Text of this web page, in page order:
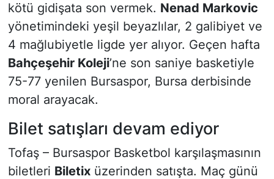
kötü gidişata son vermek. Nenad Markovic
yönetimindeki yeşil beyazlılar, 2 galibiyet ve
4 mağlubiyetle ligde yer alıyor. Geçen hafta
Bahçeşehir Koleji’ne son saniye basketiyle
75-77 yenilen Bursaspor, Bursa derbisinde
moral arayacak.
Bilet satışları devam ediyor
Tofaş – Bursaspor Basketbol karşılaşmasının
biletleri Biletixüzerinden satışta. Maç günü